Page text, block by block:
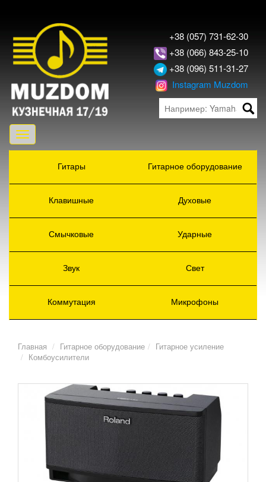
+38 (057) 731-62-30
+38 (066) 843-25-10
+38 (096) 511-31-27
Instagram Muzdom
Toggle
navigation
Гитары
Гитарное оборудование
Клавишные Духовые
Смычковые Ударные
Звук Свет
Коммутация Микрофоны
Главная Гитарное оборудование
Гитарное усиление
Комбоусилители